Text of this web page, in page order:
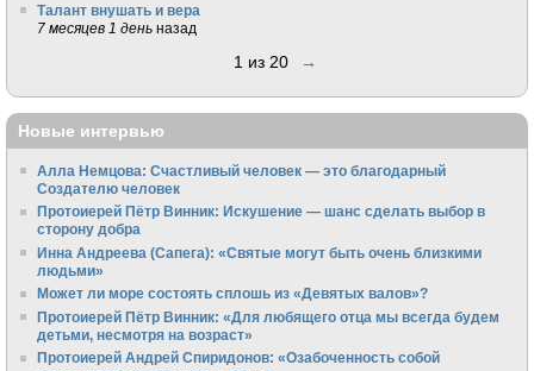
Талант внушать и вера
7 месяцев 1 день назад
1 из 20 →
Новые интервью
Алла Немцова: Счастливый человек — это благодарный
Создателю человек
Протоиерей Пётр Винник: Искушение — шанс сделать выбор в
сторону добра
Инна Андреева (Сапега): «Святые могут быть очень близкими
людьми»
Может ли море состоять сплошь из «Девятых валов»?
Протоиерей Пётр Винник: «Для любящего отца мы всегда будем
детьми, несмотря на возраст»
Протоиерей Андрей Спиридонов: «Озабоченность собой